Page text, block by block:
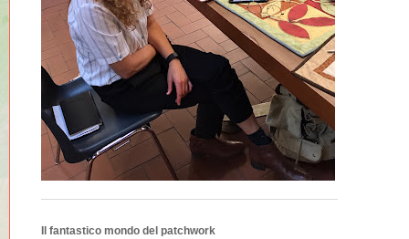
Il fantastico mondo del patchwork